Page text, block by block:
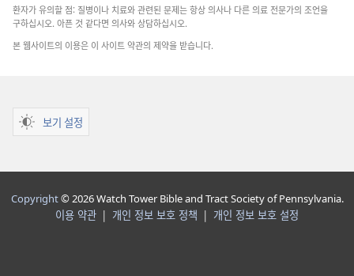
환자가 유의할 점: 질병이나 치료와 관련된 문제는 항상 의사나 다른 의료 전문가의 조언을
구하십시오. 아픈 것 같다면 의사와 상담하십시오.
본 웹사이트의 이용은 이 사이트 약관의 제약을 받습니다.
보기 설정
Copyright© 2026 Watch Tower Bible and Tract Society of Pennsylvania.
이용 약관 | 개인 정보 보호 정책 | 개인 정보 보호 설정